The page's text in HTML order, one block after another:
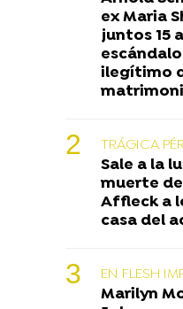
ex Maria
juntos 15
ilegítimo
TRÁGICA
Sale a la
muerte
Affleck a
casa del
EN FLESH
Marilyn